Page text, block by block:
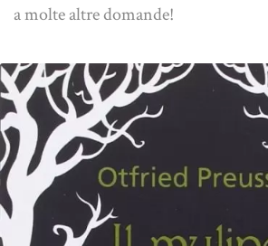
a molte altre domande!